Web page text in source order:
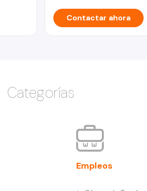
Contactar ahora
Categorías
Empleos